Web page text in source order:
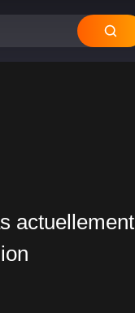
actuellement